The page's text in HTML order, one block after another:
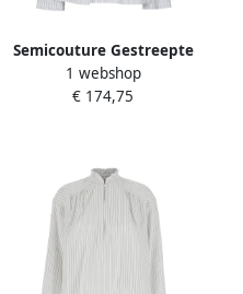
Semicouture Gestreepte
Popeline Overhemd White
Dames
1 webshop
€ 174,75